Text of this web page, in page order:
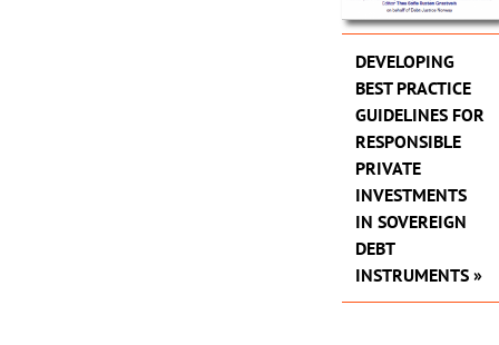
DEVELOPING
BEST PRACTICE
GUIDELINES FOR
RESPONSIBLE
PRIVATE
INVESTMENTS
IN SOVEREIGN
DEBT
INSTRUMENTS